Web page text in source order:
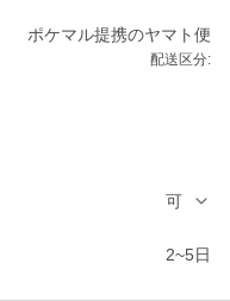
ポケマル提携のヤマト便
配送区分:
可
2~5日